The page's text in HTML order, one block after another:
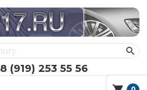
8 (919) 253 55 56